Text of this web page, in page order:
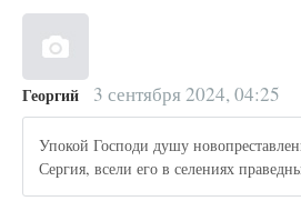
Георгий 3 сентября 2024, 04:25
Упокой Господи душу
Сергия, всели его в селениях